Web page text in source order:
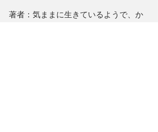
著者：気ままに生きているようで、か